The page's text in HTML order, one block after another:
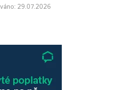
29.07.2026